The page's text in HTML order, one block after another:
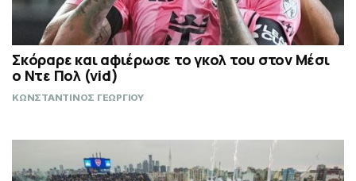
Σκόραρε και αφιέρωσε το γκολ του στον Μέσι
ο Ντε Πολ (vid)
ΚΩΝΣΤΑΝΤΙΝΟΣ ΓΕΩΡΓΙΟΥ